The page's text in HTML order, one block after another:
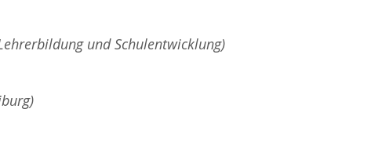
und Schulentwicklung)